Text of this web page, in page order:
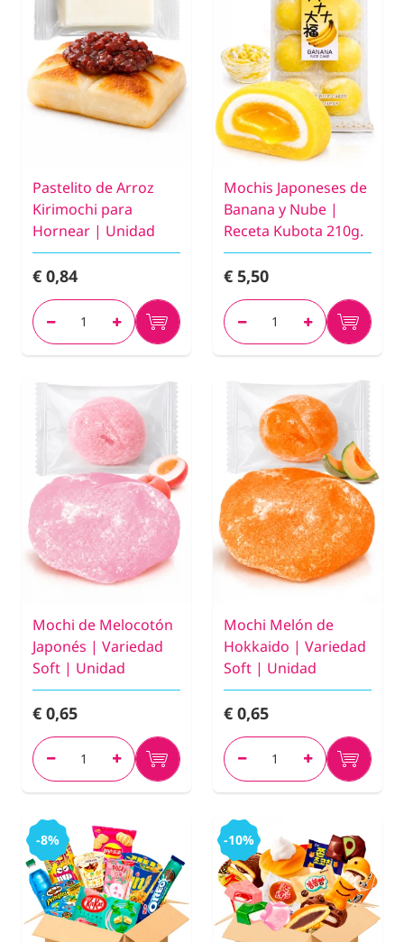
Pastelito de Arroz
Kirimochi para
Hornear | Unidad
€ 0,84
Mochis Japoneses de
Banana y Nube |
Receta Kubota 210g.
€ 5,50
Mochi de Melocotón
Japonés | Variedad
Soft | Unidad
€ 0,65
Mochi Melón de
Hokkaido | Variedad
Soft | Unidad
€ 0,65
-8% -10%